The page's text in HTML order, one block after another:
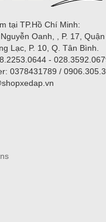
tại TP.Hồ Chí Minh:
Oanh, , P. 17, Quận
Lạc, P. 10, Q. Tân Bình.
-
0378431789 /